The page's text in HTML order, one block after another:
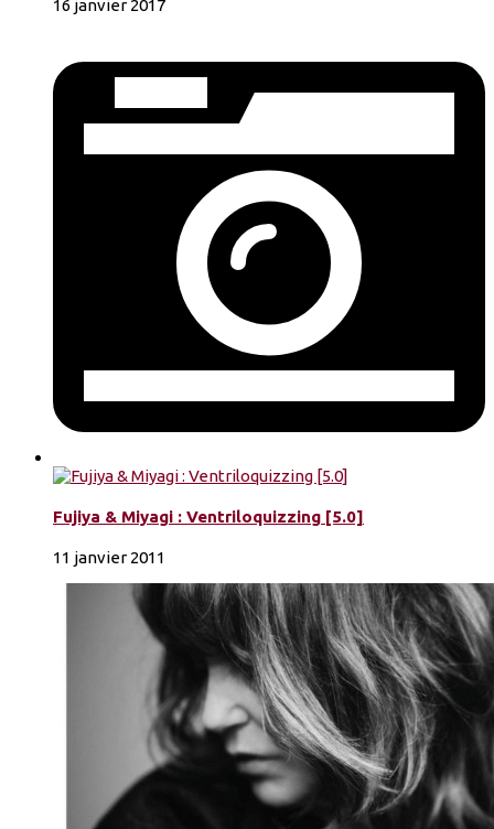
16 janvier 2017
Fujiya & Miyagi : Ventriloquizzing [5.0]
11 janvier 2011